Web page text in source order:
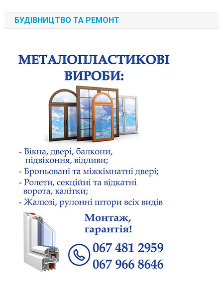
БУДІВНИЦТВО ТА РЕМОНТ